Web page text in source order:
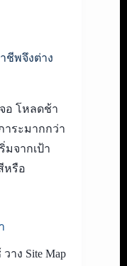
ชีพจึงต่าง
อ โหลดช้า
าระมากกว่า
มจากเป้า
หรือ
าง Site Map